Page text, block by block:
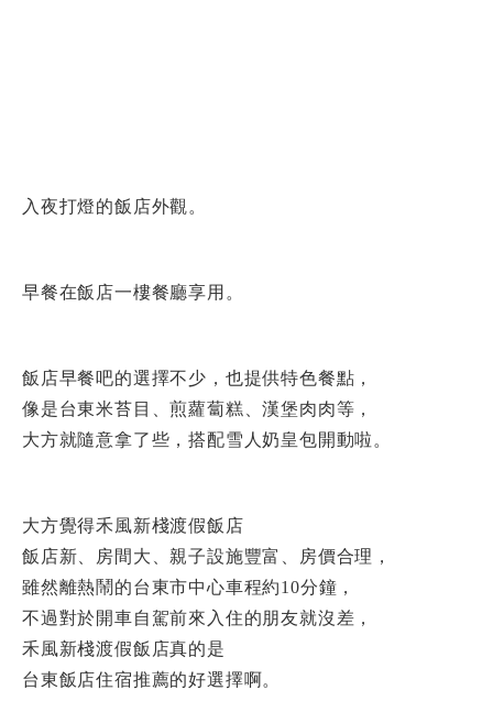
入夜打燈的飯店外觀。
早餐在飯店一樓餐廳享用。
飯店早餐吧的選擇不少，也提供特色餐點，
像是台東米苔目、煎蘿蔔糕、漢堡肉肉等，
大方就隨意拿了些，搭配雪人奶皇包開動啦。
大方覺得禾風新棧渡假飯店
飯店新、房間大、親子設施豐富、房價合理，
雖然離熱鬧的台東市中心車程約10分鐘，
不過對於開車自駕前來入住的朋友就沒差，
禾風新棧渡假飯店真的是
台東飯店住宿推薦的好選擇啊。